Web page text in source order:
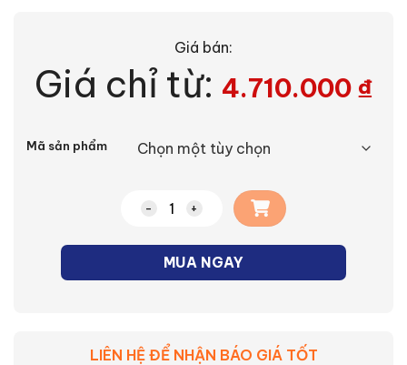
Giá bán:
Giá chỉ từ: 4.710.000 ₫
Mã sản phẩm
Quạt hút công nghiệp Panasonic số
MUA NGAY
LIÊN HỆ ĐỂ NHẬN BÁO GIÁ TỐT